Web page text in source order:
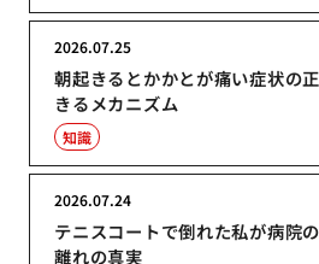
朝起きるとかかとが痛い症状の
きるメカニズム
2026.07.25
知識
テニスコートで倒れた私が病院
離れの真実
2026.07.24